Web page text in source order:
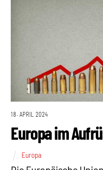
18. APRIL 2024
Europa im
Europa